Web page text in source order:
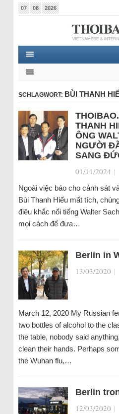
07 08 2026
SCHLAGWORT: BÙI THANH
THANH
ÔNG
NGƯỜI
SANG
01/11/2024 |
Ngoài việc báo cho cảnh sát
Bùi Thanh Hiếu mất tích,
điêu khắc nổi tiếng Walter
mọi cách để đưa…
Berlin in
13/03/2020 |
March 12, 2020 My Russian
two bottles of alcohol to the
the table, nobody said
clean their hands. Perhaps
the Wuhan flu,…
Berlin
12/03/2020 |